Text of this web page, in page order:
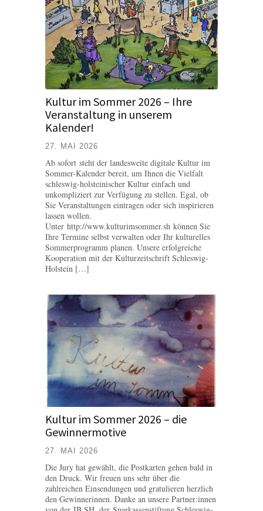
Kultur im Sommer 2026 – Ihre
Veranstaltung in unserem
Kalender!
27. MAI 2026
Ab sofort steht der landesweite digitale Kultur im
Sommer-Kalender bereit, um Ihnen die Vielfalt
schleswig-holsteinischer Kultur einfach und
unkompliziert zur Verfügung zu stellen. Egal, ob
Sie Veranstaltungen eintragen oder sich inspirieren
lassen wollen.
Unter http://www.kulturimsommer.sh können Sie
Ihre Termine selbst verwalten oder Ihr kulturelles
Sommerprogramm planen. Unsere erfolgreiche
Kooperation mit der Kulturzeitschrift Schleswig-
Holstein […]
Kultur im Sommer 2026 – die
Gewinnermotive
27. MAI 2026
Die Jury hat gewählt, die Postkarten gehen bald in
den Druck. Wir freuen uns sehr über die
zahlreichen Einsendungen und gratulieren herzlich
den Gewinnerinnen. Danke an unsere Partner:innen